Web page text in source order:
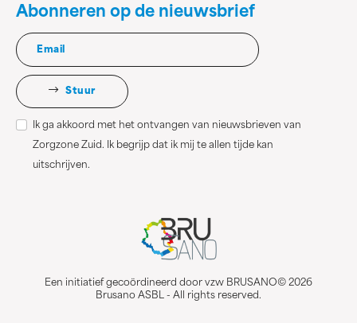
Abonneren op de nieuwsbrief
Stuur
Ik ga akkoord met het ontvangen van nieuwsbrieven van
Zorgzone Zuid. Ik begrijp dat ik mij te allen tijde kan
uitschrijven.
Een initiatief gecoördineerd door vzw BRUSANO© 2026
Brusano ASBL - All rights reserved.